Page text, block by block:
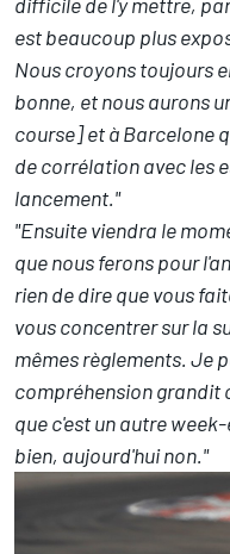
est beaucoup plus
Nous croyons toujours
bonne, et nous aurons
course] et à Barcelone
de corrélation avec les
lancement."
"Ensuite viendra le
que nous ferons pour
rien de dire que vous
vous concentrer sur la
mêmes règlements. Je
compréhension grandit
que c'est un autre
bien, aujourd'hui non."